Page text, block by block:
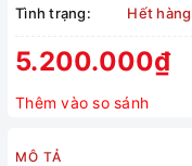
Tình trạng:
Hết hàng
5.200.000₫
Thêm vào so sánh
MÔ TẢ